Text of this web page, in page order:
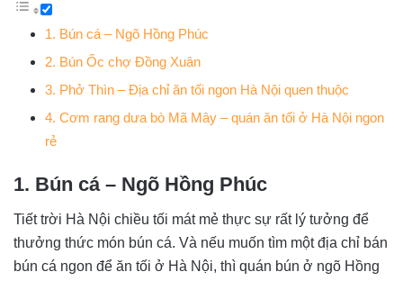
1. Bún cá – Ngõ Hồng Phúc
2. Bún Ốc chợ Đồng Xuân
3. Phở Thìn – Địa chỉ ăn tối ngon Hà Nội quen thuộc
4. Cơm rang dưa bò Mã Mây – quán ăn tối ở Hà Nội ngon
rẻ
1. Bún cá – Ngõ Hồng Phúc
Tiết trời Hà Nội chiều tối mát mẻ thực sự rất lý tưởng để
thưởng thức món bún cá. Và nếu muốn tìm một địa chỉ bán
bún cá ngon để ăn tối ở Hà Nội, thì quán bún ở ngõ Hồng